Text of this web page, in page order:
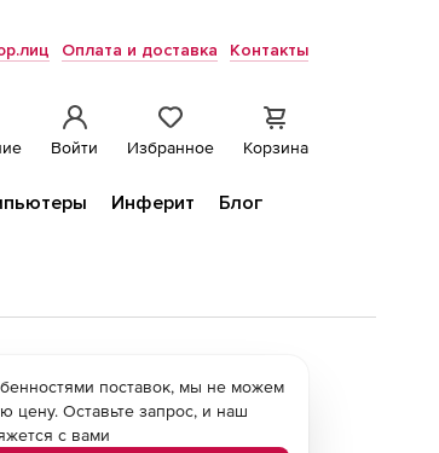
Оплата и доставка Контакты
Войти Избранное Корзина
Инферит
Блог
поставок, мы не можем
цену. Оставьте запрос, и наш
с вами